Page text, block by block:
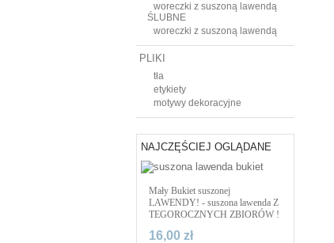
woreczki z suszoną lawendą
ŚLUBNE
woreczki z suszoną lawendą
PLIKI
tła
etykiety
motywy dekoracyjne
NAJCZĘŚCIEJ OGLĄDANE
Mały Bukiet suszonej
LAWENDY! - suszona lawenda Z
TEGOROCZNYCH ZBIORÓW !
16,00 zł